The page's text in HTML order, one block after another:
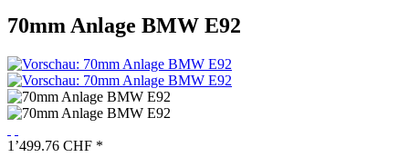
70mm Anlage BMW E92
1’499.76 CHF *